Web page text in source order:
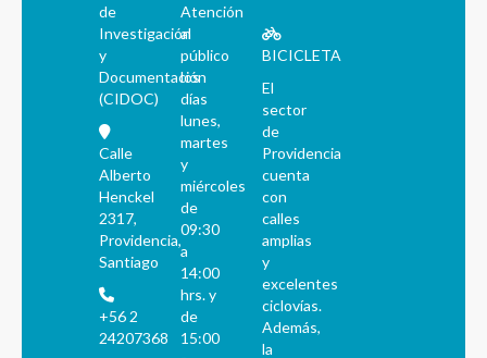
de
Investigación
y
Documentación
(CIDOC)
Calle
Alberto
Henckel
2317,
Providencia,
Santiago
+56 2
24207368
Atención
al
público
los
días
lunes,
martes
y
miércoles
de
09:30
a
14:00
hrs. y
de
15:00
BICICLETA
El
sector
de
Providencia
cuenta
con
calles
amplias
y
excelentes
ciclovías.
Además,
la